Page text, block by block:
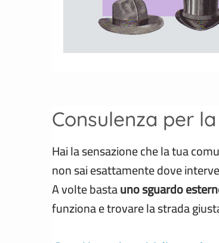
Consulenza per
Hai la sensazione che la tua
non sai esattamente dove
A volte bastauno sguardo
funziona e trovare la strada